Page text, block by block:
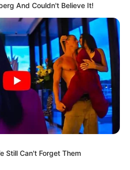
And Couldn't Believe It!
Still Can't Forget Them